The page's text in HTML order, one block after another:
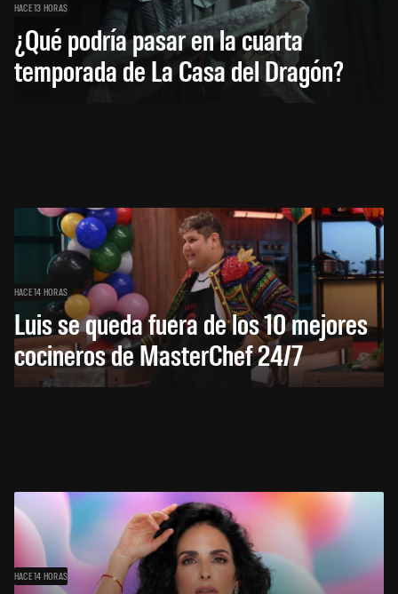
HACE 13 HORAS
¿Qué podría pasar en la cuarta
temporada de La Casa del Dragón?
HACE 14 HORAS
Luis se queda fuera de los 10 mejores
cocineros de MasterChef 24/7
HACE 14 HORAS